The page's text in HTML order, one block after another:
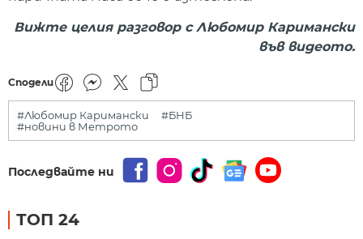
Вижте целия разговор с Любомир Каримански
във видеото.
Сподели
#Любомир Каримански
#БНБ
#новини в Метрото
Последвайте ни
ТОП 24